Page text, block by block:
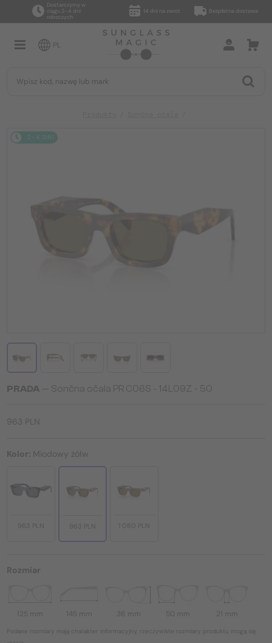
Dostarczymy w
ciągu 2–4 dni
roboczych
14 dni na zwrot Bezpłatna dostawa
PL
2-4 DNI
PRADA — Sončna očala PR C06S - 14L09Z - 50
963 PLN
Kolor: Miodowy żółw
963 PLN 963 PLN 1 080 PLN
Rozmiar
125 mm 145 mm 36 mm 50 mm 21 mm
Podane rozmiary mają charakter informacyjny, rzeczywiste rozmiary produktu mogą się